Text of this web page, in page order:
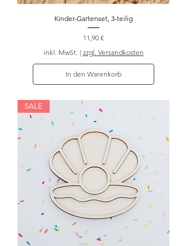
Kinder-Gartenset, 3-teilig
Preis
11,90 €
inkl. MwSt. | zzgl. Versandkosten
In den Warenkorb
SALE